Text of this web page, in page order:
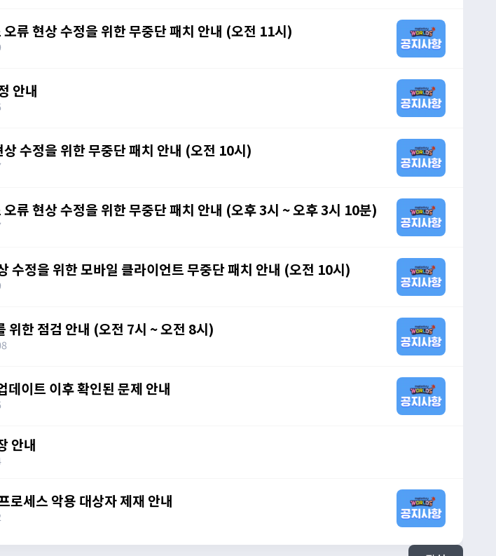
류 현상 수정을 위한 무중단 패치 안내 (오전 11시)
안내
수정을 위한 무중단 패치 안내 (오전 10시)
류 현상 수정을 위한 무중단 패치 안내 (오후 3시 ~ 오후 3시 10분)
수정을 위한 모바일 클라이언트 무중단 패치 안내 (오전 10시)
한 점검 안내 (오전 7시 ~ 오전 8시)
이트 이후 확인된 문제 안내
안내
로세스 악용 대상자 제재 안내